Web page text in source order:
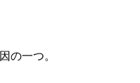
の一つ。